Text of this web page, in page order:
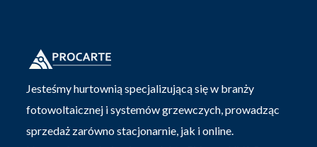
Jesteśmy hurtownią specjalizującą się w branży
fotowoltaicznej i systemów grzewczych, prowadząc
sprzedaż zarówno stacjonarnie, jak i online.